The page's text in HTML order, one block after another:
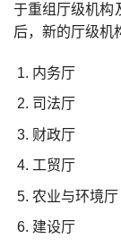
于重组厅级机构
后，新的厅级机
内务厅
司法厅
财政厅
工贸厅
农业与环境厅
建设厅